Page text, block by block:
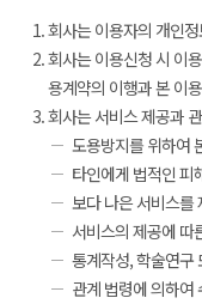
회사는 이용자의 개인
회사는 이용신청 시 이
용계약의 이행과 본 이
회사는 서비스 제공과
도용방지를 위하여
타인에게 법적인 피
보다 나은 서비스를
서비스의 제공에 따
통계작성, 학술연구
관계 법령에 의하여